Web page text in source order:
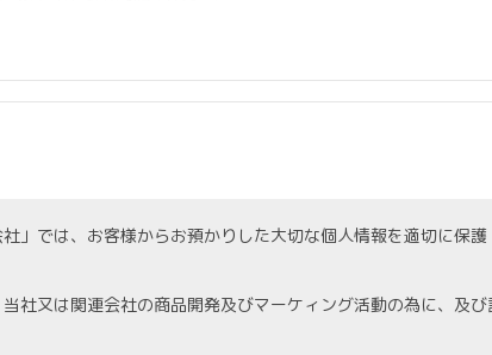
」では、お客様からお預かりした大切な個人情報を適切に保護
社又は関連会社の商品開発及びマーケィング活動の為に、及